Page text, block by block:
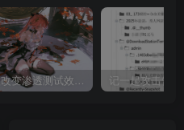
一款改变渗透测试效率的黑科技 —— dddd